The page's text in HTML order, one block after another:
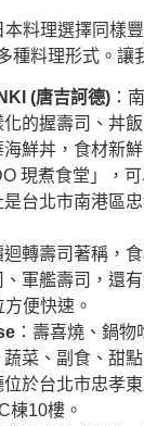
料理選擇同樣
種料理形式。讓
(唐吉訶德) ：
的握壽司、丼
鮮丼，食材新
現煮食堂」，
台北市南港區
迴轉壽司著稱，
、軍艦壽司，還
便快速。
：壽喜燒、鍋
菜、副食、甜
於台北市忠孝
棟10樓。